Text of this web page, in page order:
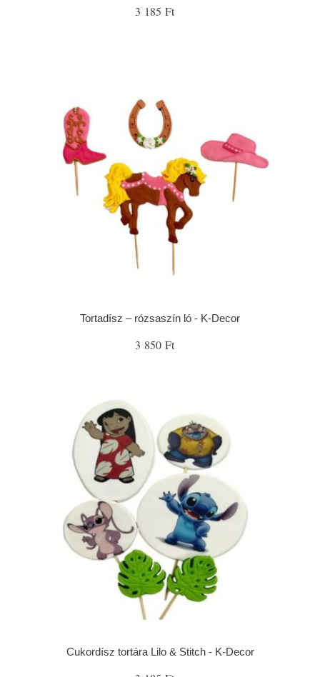
3 185 Ft
Tortadísz – rózsaszín ló - K-Decor
3 850 Ft
Cukordísz tortára Lilo & Stitch - K-Decor